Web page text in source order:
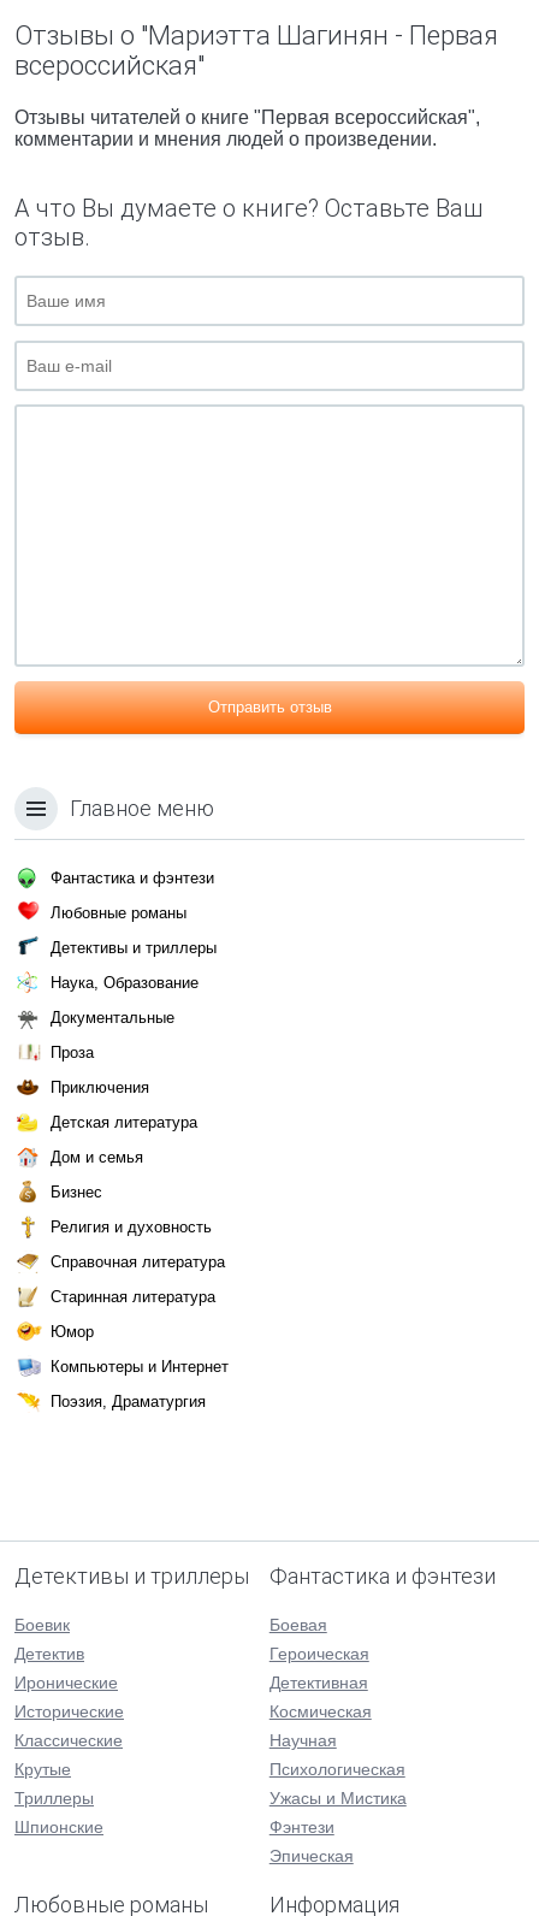
Отзывы о "Мариэтта Шагинян - Первая
всероссийская"
Отзывы читателей о книге "Первая всероссийская",
комментарии и мнения людей о произведении.
А что Вы думаете о книге? Оставьте Ваш
отзыв.
Отправить отзыв
Главное меню
Фантастика и фэнтези
Любовные романы
Детективы и триллеры
Наука, Образование
Документальные
Проза
Приключения
Детская литература
Дом и семья
Бизнес
Религия и духовность
Справочная литература
Старинная литература
Юмор
Компьютеры и Интернет
Поэзия, Драматургия
Детективы и триллеры
Боевик
Детектив
Иронические
Исторические
Классические
Крутые
Триллеры
Шпионские
Фантастика и фэнтези
Боевая
Героическая
Детективная
Космическая
Научная
Психологическая
Ужасы и Мистика
Фэнтези
Эпическая
Любовные романы Информация